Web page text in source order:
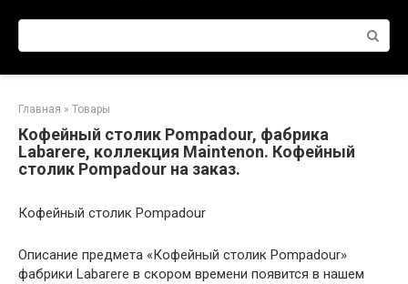
Поиск:
Главная » Товары
Кофейный столик Pompadour, фабрика
Labarere, коллекция Maintenon. Кофейный
столик Pompadour на заказ.
Кофейный столик Pompadour
Описание предмета «Кофейный столик Pompadour»
фабрики Labarere в скором времени появится в нашем